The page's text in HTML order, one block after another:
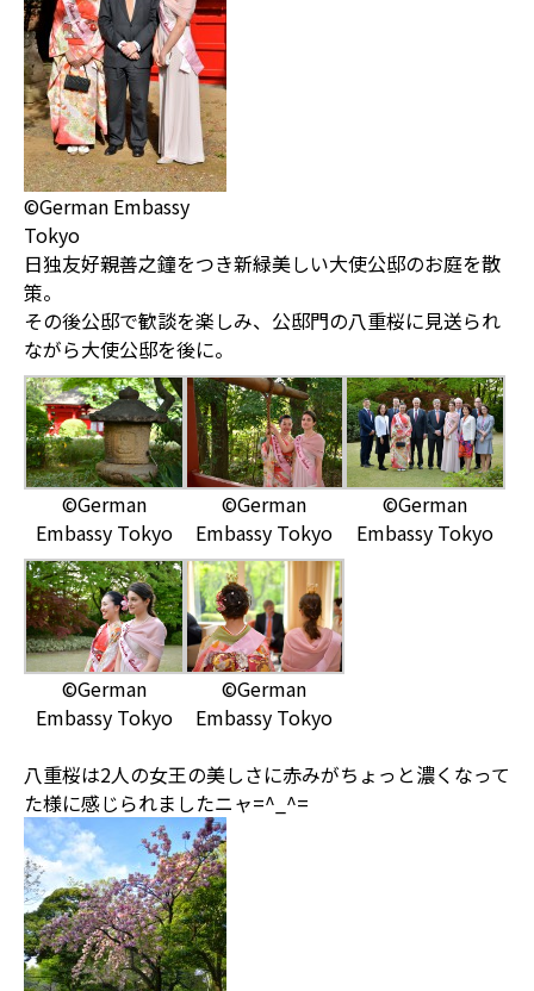
©German Embassy
Tokyo
日独友好親善之鐘をつき新緑美しい大使公邸のお庭を散
策。
その後公邸で歓談を楽しみ、公邸門の八重桜に見送られ
ながら大使公邸を後に。
©German
Embassy Tokyo
©German
Embassy Tokyo
©German
Embassy Tokyo
©German
Embassy Tokyo
©German
Embassy Tokyo
八重桜は2人の女王の美しさに赤みがちょっと濃くなって
た様に感じられましたニャ=^_^=